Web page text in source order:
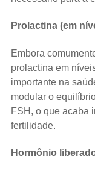
Prolactina (em
Embora
prolactina em
importante na
modular o
FSH, o que acaba
fertilidade.
Hormônio